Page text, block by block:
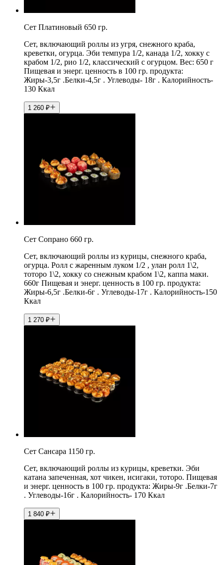
Сет Платиновый 650 гр.
Сет, включающий роллы из угря, снежного краба,
креветки, огурца. Эби темпура 1/2, канада 1/2, хокку с
крабом 1/2, рио 1/2, классический с огурцом. Вес: 650 г
Пищевая и энерг. ценность в 100 гр. продукта:
Жиры-3,5г .Белки-4,5г . Углеводы- 18г . Калорийность-
130 Ккал
1 260 ₽
Сет Сопрано 660 гр.
Сет, включающий роллы из курицы, снежного краба,
огурца. Ролл с жаренным луком 1/2 , улан ролл 1\2,
тоторо 1\2, хокку со снежным крабом 1\2, каппа маки.
660г Пищевая и энерг. ценность в 100 гр. продукта:
Жиры-6,5г .Белки-6г . Углеводы-17г . Калорийность-150
Ккал
1 270 ₽
Сет Сансара 1150 гр.
Сет, включающий роллы из курицы, креветки. Эби
катана запеченная, хот чикен, исигаки, тоторо. Пищевая
и энерг. ценность в 100 гр. продукта: Жиры-9г .Белки-7г
. Углеводы-16г . Калорийность- 170 Ккал
1 840 ₽